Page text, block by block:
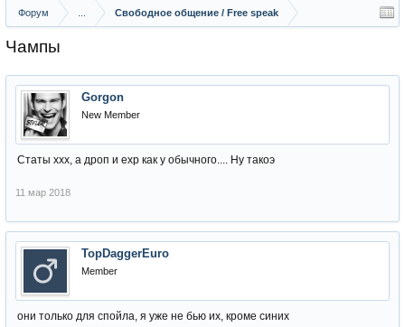
Форум Свободное общение / Free speak
Чампы
Gorgon
New Member
Статы ххх, а дроп и ехр как у обычного.... Ну такоэ
11 мар 2018
TopDaggerEuro
Member
они только для спойла, я уже не бью их, кроме синих